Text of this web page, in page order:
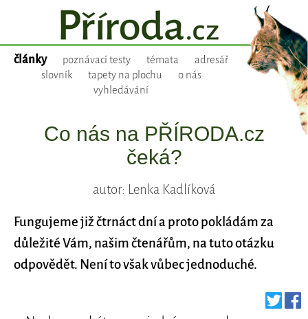
články poznávací testy témata
adresář
slovník
tapety na plochu
o nás
vyhledávání
Co nás na PŘÍRODA.cz
čeká?
autor: Lenka Kadlíková
Fungujeme již čtrnáct dní a proto pokládám za
důležité Vám, našim čtenářům, na tuto otázku
odpovědět. Není to však vůbec jednoduché.